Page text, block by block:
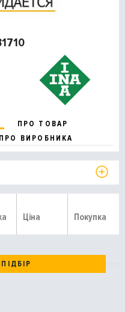
ПРО ТОВАР
ПРО ВИРОБНИКА
Ціна Покупка